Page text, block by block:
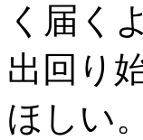
く届く
出回り
ほしい